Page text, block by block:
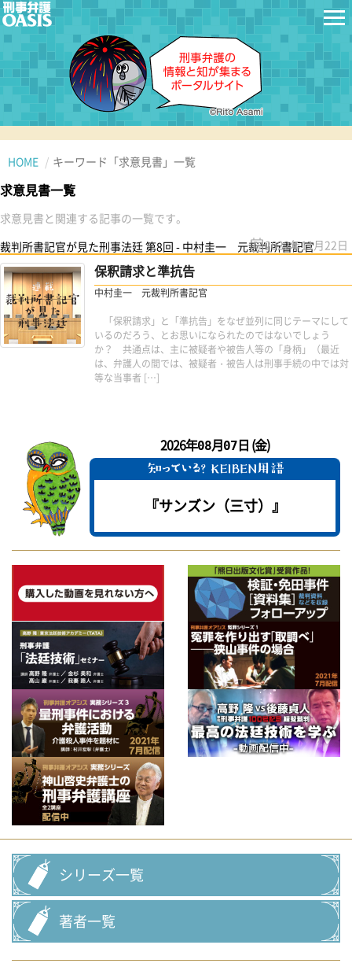
HOME キーワード「求意見書」一覧
求意見書一覧
求意見書と関連する記事の一覧です。
裁判所書記官が見た刑事法廷 第8回 - 中村圭一 元裁判所書記官
2022年11月22日
保釈請求と準抗告
中村圭一 元裁判所書記官
「保釈請求」と「準抗告」をなぜ並列に同じテーマにして
いるのだろう、とお思いになられたのではないでしょう
か？ 共通点は、主に被疑者や被告人等の「身柄」（最近
は、弁護人の間では、被疑者・被告人は刑事手続の中では対
等な当事者 […]
2026年08月07日 (金)
『サンズン（三寸）』
シリーズ一覧
著者一覧